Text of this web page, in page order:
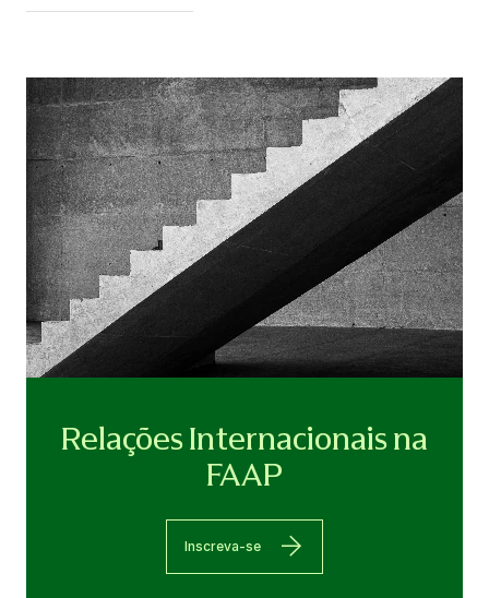
Relações Internacionais na
FAAP
Inscreva-se